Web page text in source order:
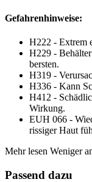
Gefahrenhinweise:
H222 - Extrem
H229 -
bersten.
H319 -
H336 - Kann
H412 -
Wirkung.
EUH 066 -
rissiger Haut
Mehr lesen Weniger
Passend dazu